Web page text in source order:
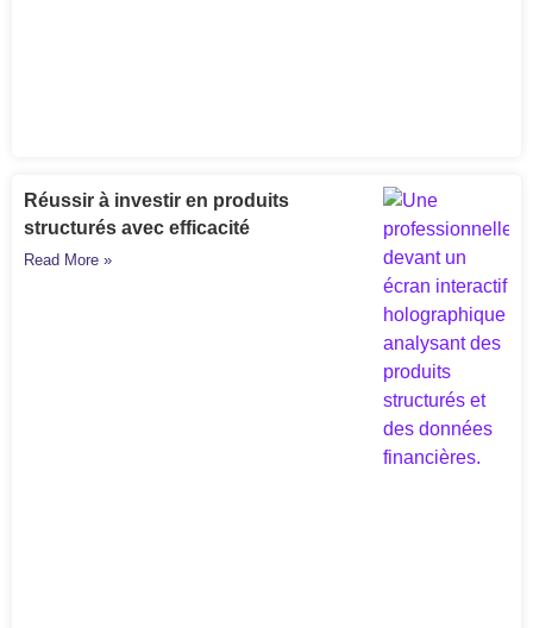
Réussir à investir en produits
structurés avec efficacité
Read More »